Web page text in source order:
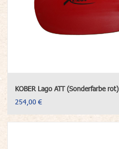
KOBER Lago ATT (Sonderfarbe rot)
254,00 €